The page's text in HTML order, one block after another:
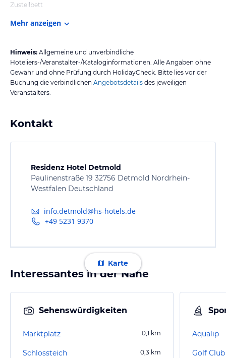
Zustellbett
Mehr anzeigen
Hinweis: Allgemeine und unverbindliche
Hoteliers-/Veranstalter-/Kataloginformationen. Alle Angaben ohne
Gewähr und ohne Prüfung durch HolidayCheck. Bitte lies vor der
Buchung die verbindlichen Angebotsdetails des jeweiligen
Veranstalters.
Kontakt
Residenz Hotel Detmold
Paulinenstraße 19 32756 Detmold Nordrhein-
Westfalen Deutschland
info.detmold@hs-hotels.de
+49 5231 9370
Karte
Interessantes in der Nähe
Sehenswürdigkeiten
Marktplatz 0,1 km
Schlossteich 0,3 km
Aqualip
Golf